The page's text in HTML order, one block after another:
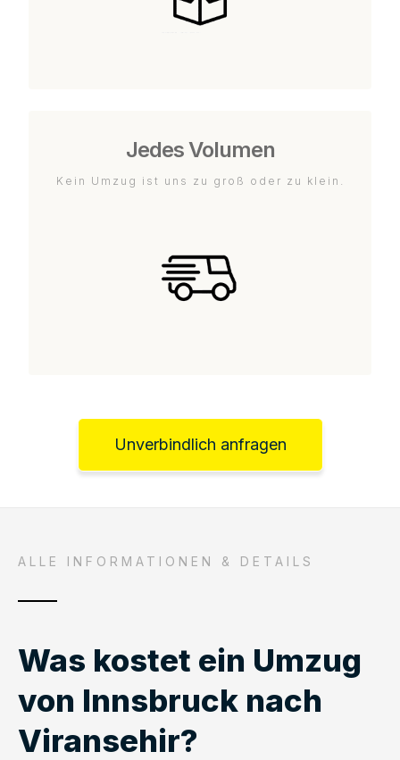
Jedes Volumen
Kein Umzug ist uns zu groß oder zu klein.
Unverbindlich anfragen
ALLE INFORMATIONEN & DETAILS
Was kostet ein Umzug
von Innsbruck nach
Viransehir?